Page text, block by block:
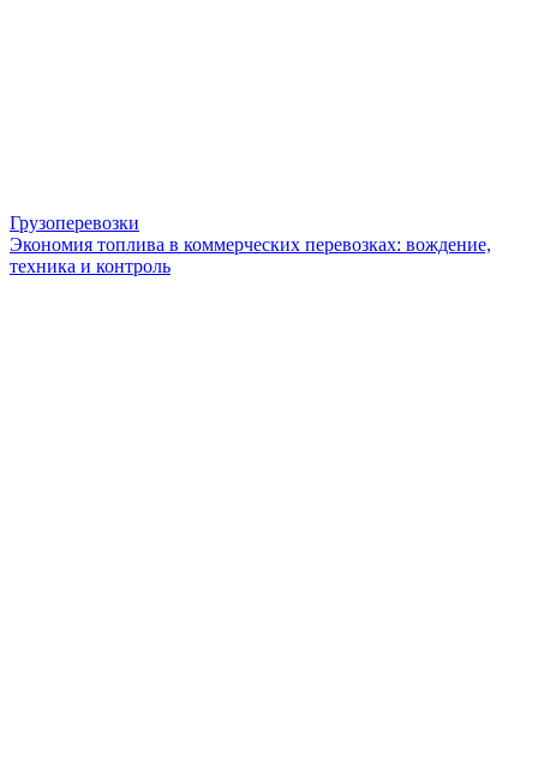
Грузоперевозки
Экономия топлива в коммерческих перевозках: вождение,
техника и контроль